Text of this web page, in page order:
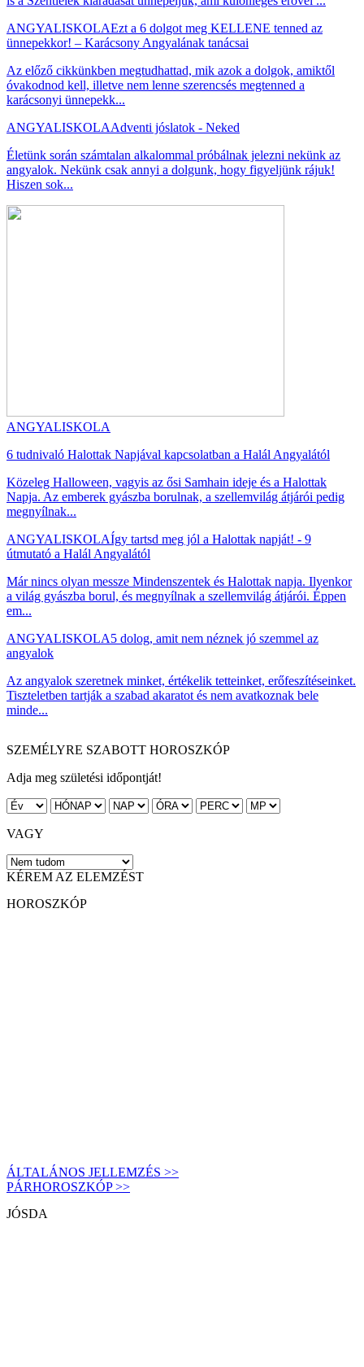
ANGYALISKOLAEzt a 6 dolgot meg KELLENE tenned az
ünnepekkor! – Karácsony Angyalának tanácsai
Az előző cikkünkben megtudhattad, mik azok a dolgok, amiktől
óvakodnod kell, illetve nem lenne szerencsés megtenned a
karácsonyi ünnepekk...
ANGYALISKOLAAdventi jóslatok - Neked
Életünk során számtalan alkalommal próbálnak jelezni nekünk az
angyalok. Nekünk csak annyi a dolgunk, hogy figyeljünk rájuk!
Hiszen sok...
ANGYALISKOLA
6 tudnivaló Halottak Napjával kapcsolatban a Halál Angyalától
Közeleg Halloween, vagyis az ősi Samhain ideje és a Halottak
Napja. Az emberek gyászba borulnak, a szellemvilág átjárói pedig
megnyílnak...
ANGYALISKOLAÍgy tartsd meg jól a Halottak napját! - 9
útmutató a Halál Angyalától
Már nincs olyan messze Mindenszentek és Halottak napja. Ilyenkor
a világ gyászba borul, és megnyílnak a szellemvilág átjárói. Éppen
em...
ANGYALISKOLA5 dolog, amit nem néznek jó szemmel az
angyalok
Az angyalok szeretnek minket, értékelik tetteinket, erőfeszítéseinket.
Tiszteletben tartják a szabad akaratot és nem avatkoznak bele
minde...
SZEMÉLYRE SZABOTT HOROSZKÓP
Adja meg születési időpontját!
VAGY
KÉREM AZ ELEMZÉST
HOROSZKÓP
ÁLTALÁNOS JELLEMZÉS >>
PÁRHOROSZKÓP >>
JÓSDA